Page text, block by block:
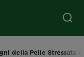
della Pelle Stressata